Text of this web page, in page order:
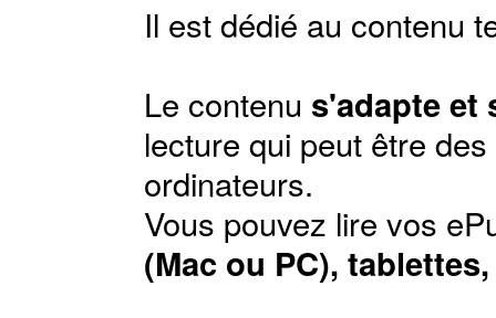
Il est dédié au contenu
Le contenu s'adapte et
lecture qui peut être
ordinateurs.
Vous pouvez lire vos
(Mac ou PC),